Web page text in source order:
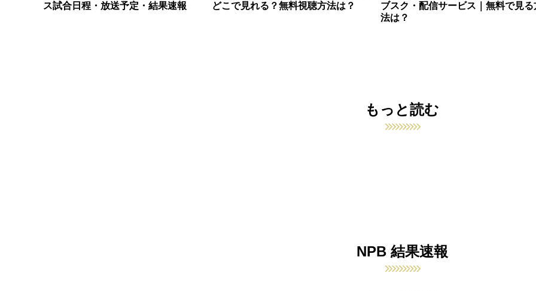
ス試合日程・放送予定・結果速報
どこで見れる？無料視聴方法は？
ブスク・配信サービス｜無料で見る
法は？
もっと読む
NPB 結果速報